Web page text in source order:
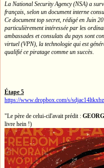
La National Security Agency (NSA) a
français, selon un document interne
Ce document top secret, rédigé en Juin
particulièrement intéressée par les
ambassades et consulats du pays sont
virtuel (VPN), la technologie qui est
qualifié ce piratage comme un succès.
Étape 5
https://www.dropbox.com/s/
"Le père de celui-cil'avait prédit :
livre hein !)